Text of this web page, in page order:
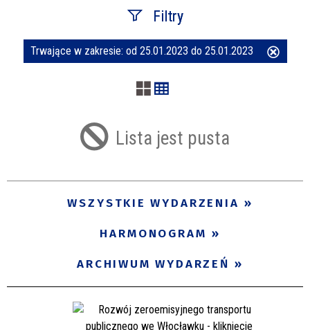
Filtry
Szukana fraza
Trwające w zakresie: od 25.01.2023 do 25.01.2023
Lista jest pusta
WSZYSTKIE WYDARZENIA
HARMONOGRAM
ARCHIWUM WYDARZEŃ